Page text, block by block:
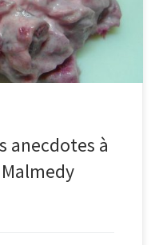
culinaires ont aussi […]
anecdotes à